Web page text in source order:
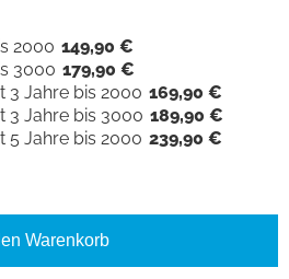
2000 149,90 €
3000 179,90 €
3 Jahre bis 2000 169,90 €
3 Jahre bis 3000 189,90 €
5 Jahre bis 2000 239,90 €
Warenkorb